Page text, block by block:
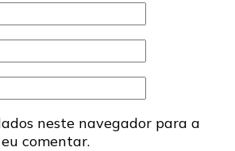
neste navegador para a
comentar.